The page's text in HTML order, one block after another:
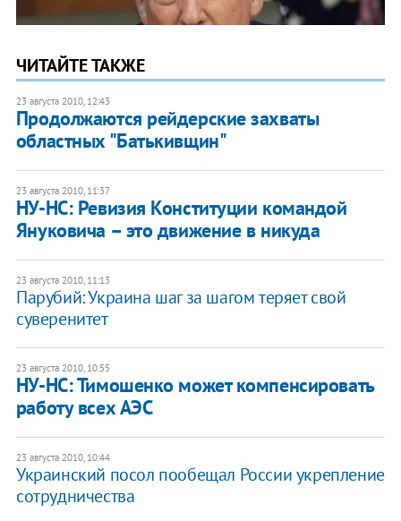
ЧИТАЙТЕ ТАКЖЕ
23 августа 2010, 12:43
Продолжаются рейдерские захваты
областных "Батькивщин"
23 августа 2010, 11:37
НУ-НС: Ревизия Конституции командой
Януковича – это движение в никуда
23 августа 2010, 11:13
Парубий: Украина шаг за шагом теряет свой
суверенитет
23 августа 2010, 10:55
НУ-НС: Тимошенко может компенсировать
работу всех АЭС
23 августа 2010, 10:44
Украинский посол пообещал России укрепление
сотрудничества